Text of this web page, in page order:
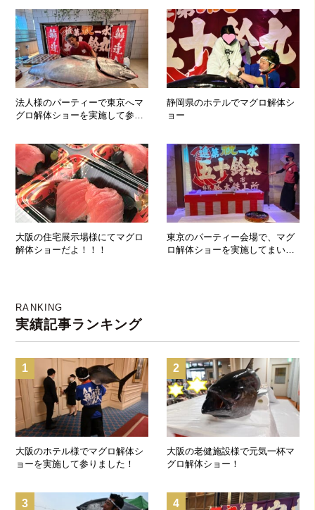
法人様のパーティーで東京へマ
グロ解体ショーを実施して参り
静岡県のホテルでマグロ解体シ
ョー
大阪の住宅展示場様にてマグロ
解体ショーだよ！！！
東京のパーティー会場で、マグ
ロ解体ショーを実施してまいり
RANKING
実績記事ランキング
1
大阪のホテル様でマグロ解体シ
ョーを実施して参りました！
2
大阪の老健施設様で元気一杯マ
グロ解体ショー！
3 4